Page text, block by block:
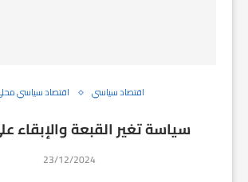
اقتصاد سياسي اقتصاد سياسي
سياسة تغير القبعة والإبقاء
23/12/2024